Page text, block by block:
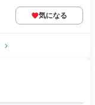
気になる